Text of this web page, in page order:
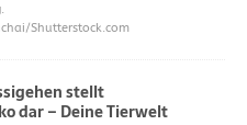
Shutterstock.com
stellt
dar – Deine Tierwelt